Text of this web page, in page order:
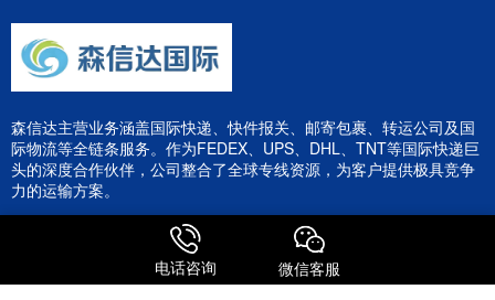
森信达主营业务涵盖国际快递、快件报关、邮寄包裹、转运公司及国
际物流等全链条服务。作为FEDEX、UPS、DHL、TNT等国际快递巨
头的深度合作伙伴，公司整合了全球专线资源，为客户提供极具竞争
力的运输方案。
电话咨询 微信客服